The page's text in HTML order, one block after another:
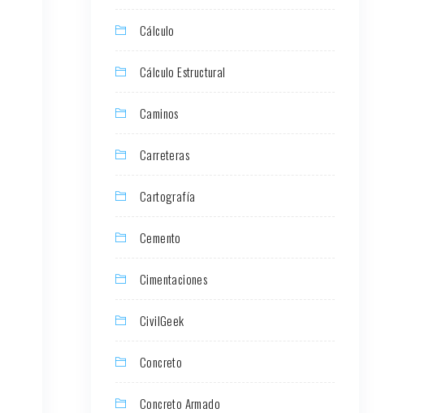
Cálculo
Cálculo Estructural
Caminos
Carreteras
Cartografía
Cemento
Cimentaciones
CivilGeek
Concreto
Concreto Armado